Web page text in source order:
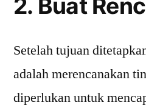
2. Buat
Setelah tujuan
adalah merencanakan
diperlukan untuk